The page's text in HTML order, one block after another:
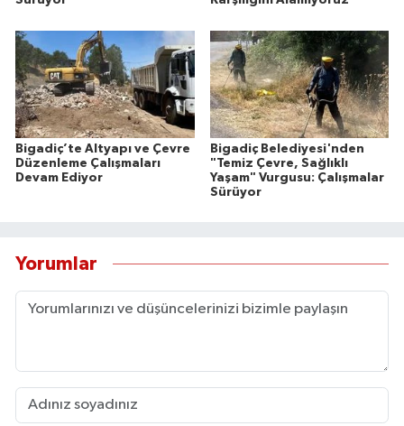
Bigadiç’te Altyapı ve Çevre
Düzenleme Çalışmaları
Devam Ediyor
Bigadiç Belediyesi'nden
"Temiz Çevre, Sağlıklı
Yaşam" Vurgusu: Çalışmalar
Sürüyor
Yorumlar